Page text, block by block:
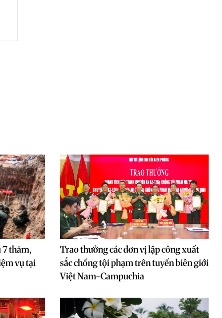
7 thăm,
vụ tại
Trao thưởng các đơn vị lập công xuất
sắc chống tội phạm trên tuyến biên giới
Việt Nam-Campuchia